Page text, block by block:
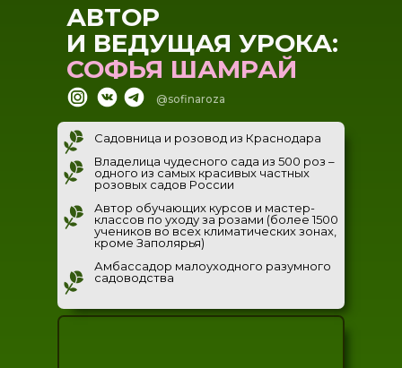
@sofinaroza
АВТОР
И ВЕДУЩАЯ УРОКА:
СОФЬЯ ШАМРАЙ
Садовница и розовод из Краснодара
Владелица чудесного сада из 500 роз –
одного из самых красивых частных
розовых садов России
Автор обучающих курсов и мастер-
классов по уходу за розами (более 1500
учеников во всех климатических зонах,
кроме Заполярья)
Амбассадор малоуходного разумного
садоводства